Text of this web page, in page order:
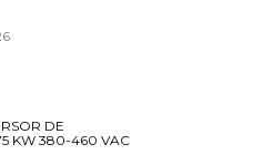
DE
KW 380-460 VAC